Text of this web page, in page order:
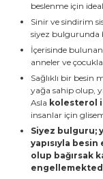
beslenme için
Sinir ve sindirim
siyez bulgurunda
İçerisinde bulunan
anneler ve
Sağlıklı bir besin
yağa sahip olup,
Asla kolesterol
insanlar için
Siyez bulguru;
yapısıyla
olup bağırsak